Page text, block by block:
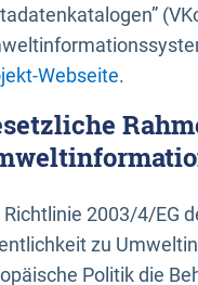
Webseite.
Richtlinie 2003/4/EG
zu
Politik die